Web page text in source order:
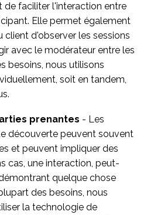
de faciliter l'interaction entre
Elle permet également
client d'observer les sessions
avec le modérateur entre les
besoins, nous utilisons
soit en tandem,
prenantes - Les
découverte peuvent souvent
et peuvent impliquer des
cas, une interaction, peut-
quelque chose
des besoins, nous
la technologie de